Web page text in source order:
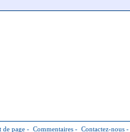
de page - Commentaires - Contactez-nous -